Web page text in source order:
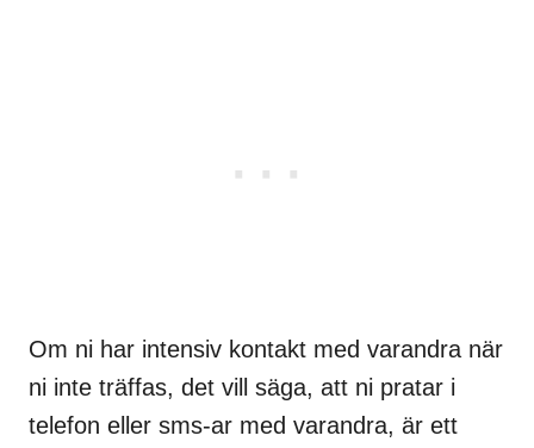
Om ni har intensiv kontakt med varandra när
ni inte träffas, det vill säga, att ni pratar i
telefon eller sms-ar med varandra, är ett